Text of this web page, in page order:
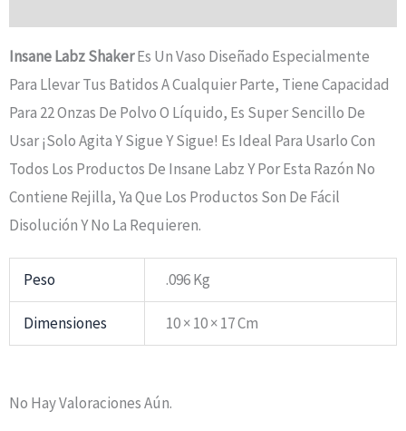
Insane Labz ShakerEs Un Vaso Diseñado Especialmente
Para Llevar Tus Batidos A Cualquier Parte, Tiene Capacidad
Para 22 Onzas De Polvo O Líquido, Es Super Sencillo De
Usar ¡solo Agita Y Sigue Y Sigue! Es Ideal Para Usarlo Con
Todos Los Productos De Insane Labz Y Por Esta Razón No
Contiene Rejilla, Ya Que Los Productos Son De Fácil
Disolución Y No La Requieren.
Peso .096 Kg
Dimensiones 10 × 10 × 17 Cm
No Hay Valoraciones Aún.